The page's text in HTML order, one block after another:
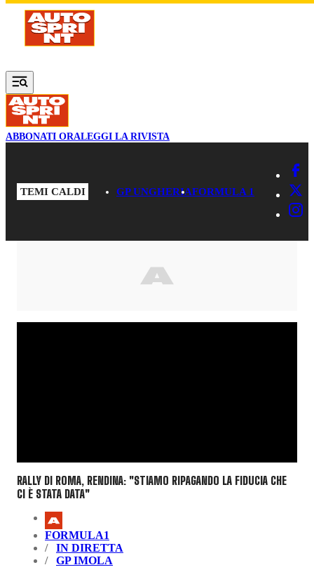
Vai al contenuto principale
ABBONATI ORALEGGI LA RIVISTA
TEMI CALDI GP UNGHERIAFORMULA 1
RALLY DI ROMA, RENDINA: "STIAMO RIPAGANDO LA FIDUCIA CHE
CI È STATA DATA"
FORMULA1
IN DIRETTA
GP IMOLA